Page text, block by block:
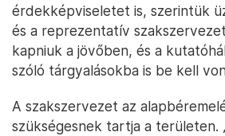
érdekképviseletet is, szerintük
és a reprezentatív
kapniuk a jövőben, és a
szóló tárgyalásokba is be kell
A szakszervezet az
szükségesnek tartja a területen.